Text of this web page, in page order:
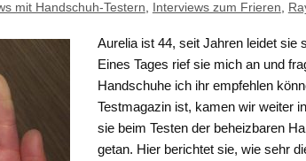
mit Handschuh-Testern, Interviews zum Frieren,
Aurelia ist 44, seit Jahren leidet sie
Eines Tages rief sie mich an und
Handschuhe ich ihr empfehlen
Testmagazin ist, kamen wir weiter
sie beim Testen der beheizbaren
getan. Hier berichtet sie, wie sehr